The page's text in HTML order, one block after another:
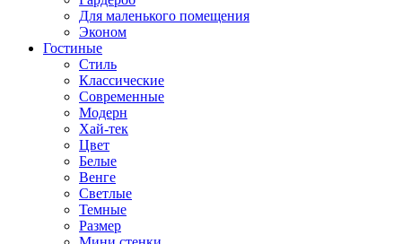
Для маленького помещения
Эконом
Гостиные
Стиль
Классические
Современные
Модерн
Хай-тек
Цвет
Белые
Венге
Светлые
Темные
Размер